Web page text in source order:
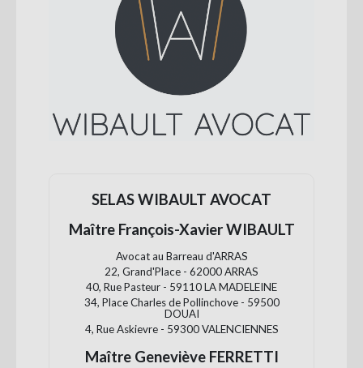
SELAS WIBAULT AVOCAT
Maître François-Xavier WIBAULT
Avocat au Barreau d'ARRAS
22, Grand'Place - 62000 ARRAS
40, Rue Pasteur - 59110 LA MADELEINE
34, Place Charles de Pollinchove - 59500
DOUAI
4, Rue Askievre - 59300 VALENCIENNES
Maître Geneviève FERRETTI